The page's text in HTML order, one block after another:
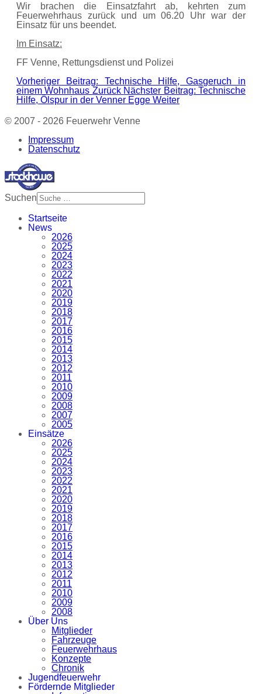
Wir brachen die Einsatzfahrt ab, kehrten zum
Feuerwehrhaus zurück und um 06.20 Uhr war der
Einsatz für uns beendet.
Im Einsatz:
FF Venne, Rettungsdienst und Polizei
Vorheriger Beitrag: Technische Hilfe, Gasgeruch in
einem Wohnhaus Zurück Nächster Beitrag: Technische
Hilfe, Ölspur in der Venner Egge Weiter
© 2007 - 2026 Feuerwehr Venne
Impressum
Datenschutz
Suchen
Startseite
News
2026
2025
2024
2023
2022
2021
2020
2019
2018
2017
2016
2015
2014
2013
2012
2011
2010
2009
2008
2007
2005
Einsätze
2026
2025
2024
2023
2022
2021
2020
2019
2018
2017
2016
2015
2014
2013
2012
2011
2010
2009
2008
Über Uns
Mitglieder
Fahrzeuge
Feuerwehrhaus
Konzepte
Chronik
Jugendfeuerwehr
Fördernde Mitglieder